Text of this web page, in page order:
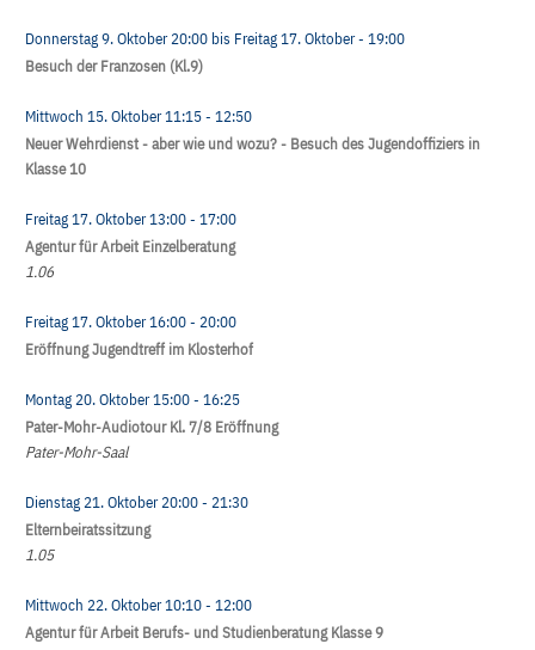
Donnerstag 9. Oktober20:00 bis Freitag 17. Oktober- 19:00
Besuch der Franzosen (Kl.9)
Mittwoch 15. Oktober11:15- 12:50
Neuer Wehrdienst - aber wie und wozu? - Besuch des Jugendoffiziers in
Klasse 10
Freitag 17. Oktober13:00- 17:00
Agentur für Arbeit Einzelberatung
1.06
Freitag 17. Oktober16:00- 20:00
Eröffnung Jugendtreff im Klosterhof
Montag 20. Oktober15:00- 16:25
Pater-Mohr-Audiotour Kl. 7/8 Eröffnung
Pater-Mohr-Saal
Dienstag 21. Oktober20:00- 21:30
Elternbeiratssitzung
1.05
Mittwoch 22. Oktober10:10- 12:00
Agentur für Arbeit Berufs- und Studienberatung Klasse 9